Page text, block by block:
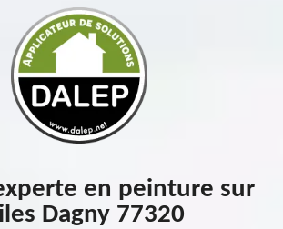
en peinture sur
Dagny 77320